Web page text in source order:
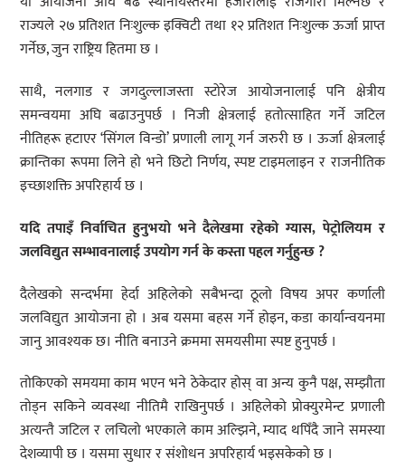
राज्यले २७ प्रतिशत निःशुल्क इक्विटी तथा १२ प्रतिशत निःशुल्क ऊर्जा प्राप्त
गर्नेछ, जुन राष्ट्रिय हितमा छ ।
साथै, नलगाड र जगदुल्लाजस्ता स्टोरेज आयोजनालाई पनि क्षेत्रीय
समन्वयमा अघि बढाउनुपर्छ । निजी क्षेत्रलाई हतोत्साहित गर्ने जटिल
नीतिहरू हटाएर ‘सिंगल विन्डो’ प्रणाली लागू गर्न जरुरी छ । ऊर्जा क्षेत्रलाई
क्रान्तिका रूपमा लिने हो भने छिटो निर्णय, स्पष्ट टाइमलाइन र राजनीतिक
इच्छाशक्ति अपरिहार्य छ ।
यदि तपाइँ निर्वाचित हुनुभयो भने दैलेखमा रहेको ग्यास, पेट्रोलियम र
जलविद्युत सम्भावनालाई उपयोग गर्न के कस्ता पहल गर्नुहुन्छ ?
दैलेखको सन्दर्भमा हेर्दा अहिलेको सबैभन्दा ठूलो विषय अपर कर्णाली
जलविद्युत आयोजना हो । अब यसमा बहस गर्ने होइन, कडा कार्यान्वयनमा
जानु आवश्यक छ। नीति बनाउने क्रममा समयसीमा स्पष्ट हुनुपर्छ ।
तोकिएको समयमा काम भएन भने ठेकेदार होस् वा अन्य कुनै पक्ष, सम्झौता
तोड्न सकिने व्यवस्था नीतिमै राखिनुपर्छ । अहिलेको प्रोक्युरमेन्ट प्रणाली
अत्यन्तै जटिल र लचिलो भएकाले काम अल्झिने, म्याद थपिँदै जाने समस्या
देशव्यापी छ । यसमा सुधार र संशोधन अपरिहार्य भइसकेको छ ।